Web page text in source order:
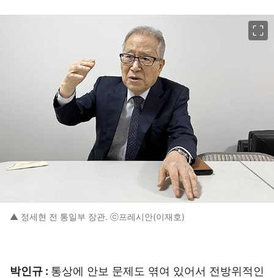
▲ 정세현 전 통일부 장관. ⓒ프레시안(이재호)
박인규 : 통상에 안보 문제도 엮여 있어서 전방위적인